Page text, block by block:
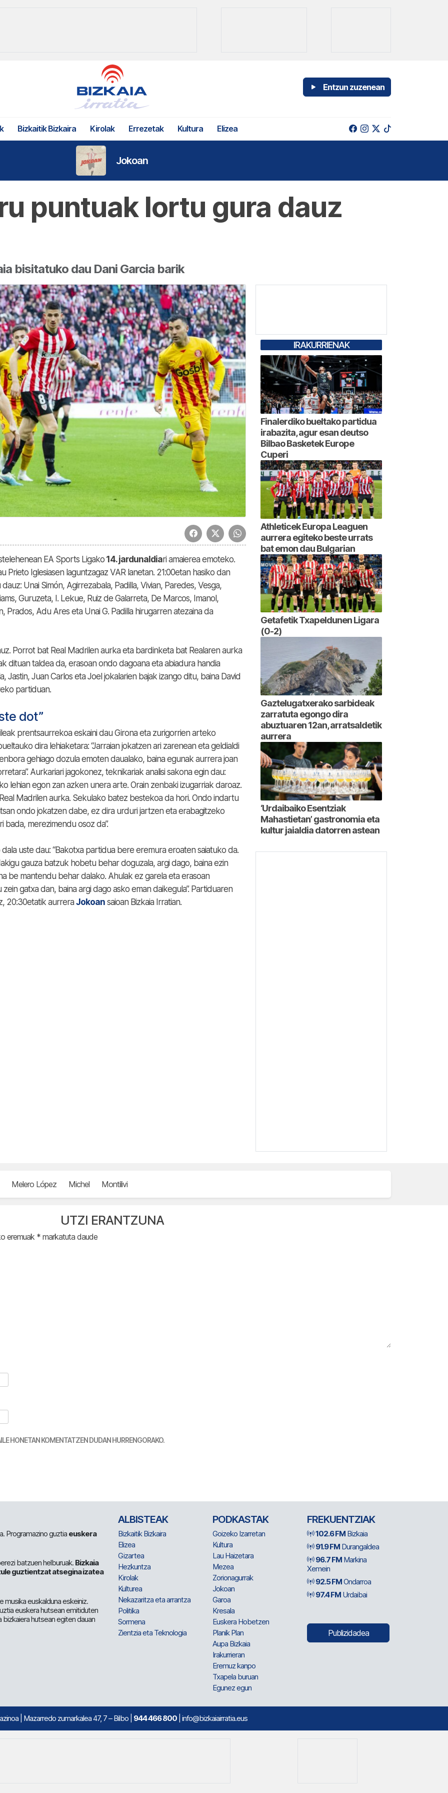
Entzun zuzenean
Bizkaitik Bizkaira Kirolak Errezetak Kultura Elizea
Jokoan
puntuak lortu gura dauz
bisitatuko dau Dani Garcia barik
EA Sports Ligako14. jardunaldiari amaierea emoteko.
Prieto Iglesiasen laguntzagaz VAR lanetan. 21:00etan hasiko dan
Unai Simón, Agirrezabala, Padilla, Vivian, Paredes, Vesga,
Guruzeta, I. Lekue, Ruiz de Galarreta, De Marcos, Imanol,
Prados, Adu Ares eta Unai G. Padilla hirugarren atezaina da
Porrot bat Real Madrilen aurka eta bardinketa bat Realaren aurka
dituan taldea da, erasoan ondo dagoana eta abiadura handia
Jastin, Juan Carlos eta Joel jokalarien bajak izango ditu, baina David
partiduan.
dot”
prentsaurrekoa eskaini dau Girona eta zurigorrien arteko
dira lehiaketara: “Jarraian jokatzen ari zarenean eta geldialdi
gehiago dozula emoten daualako, baina egunak aurrera joan
Aurkariari jagokonez, teknikariak analisi sakona egin dau:
lehian egon zan azken unera arte. Orain zenbaki izugarriak daroaz.
Madrilen aurka. Sekulako batez bestekoa da hori. Ondo indartu
ondo jokatzen dabe, ez dira urduri jartzen eta erabagitzeko
bada, merezimendu osoz da”.
uste dau: “Bakotxa partidua bere eremura eroaten saiatuko da.
gauza batzuk hobetu behar doguzala, argi dago, baina ezin
be mantendu behar dalako. Ahulak ez garela eta erasoan
gatxa dan, baina argi dago asko eman daikegula”. Partiduaren
20:30etatik aurrera Jokoan saioan Bizkaia Irratian.
IRAKURRIENAK
Finalerdiko bueltako partidua
irabazita, agur esan deutso
Bilbao Basketek Europe
Cuperi
Athleticek Europa Leaguen
aurrera egiteko beste urrats
bat emon dau Bulgarian
Getafetik Txapeldunen Ligara
(0-2)
Gaztelugatxerako sarbideak
zarratuta egongo dira
abuztuaren 12an, arratsaldetik
aurrera
‘Urdaibaiko Esentziak
Mahastietan’ gastronomia eta
kultur jaialdia datorren astean
Melero López Michel Montilivi
UTZI ERANTZUNA
eremuak * markatuta daude
HONETAN KOMENTATZEN DUDAN HURRENGORAKO.
Programazino guztia euskera
batzuen helburuak. Bizkaia
guztientzat atsegina izatea
euskalduna eskeiniz.
euskera hutsean emitiduten
hutsean egiten dauan
ALBISTEAK
Bizkaitik Bizkaira
Elizea
Gizartea
Hezkuntza
Kirolak
Kulturea
Nekazaritza eta arrantza
Politika
Sormena
Zientzia eta Teknologia
PODKASTAK
Goizeko Izarretan
Kultura
Lau Haizetara
Mezea
Zorionagurrak
Jokoan
Garoa
Kresala
Euskera Hobetzen
Planik Plan
Aupa Bizkaia
Irakurrieran
Eremuz kanpo
Txapela buruan
Egunez egun
FREKUENTZIAK
102.6 FM Bizkaia
91.9 FM Durangaldea
96.7 FM Markina
Xemein
92.5 FMOndarroa
97.4 FM Urdaibai
Publizidadea
| Mazarredo zumarkalea 47, 7 – Bilbo | 944 466 800 | info@bizkaiairratia.eus